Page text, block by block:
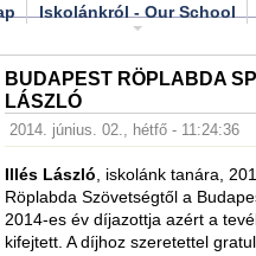
Iskolánkról - Our School
BUDAPEST RÖPLABDA
LÁSZLÓ
2014. június. 02., hétfő - 11:24:36
Illés László , iskolánk tanára,
Röplabda Szövetségtől a
2014-es év díjazottja azért a
kifejtett. A díjhoz szeretettel